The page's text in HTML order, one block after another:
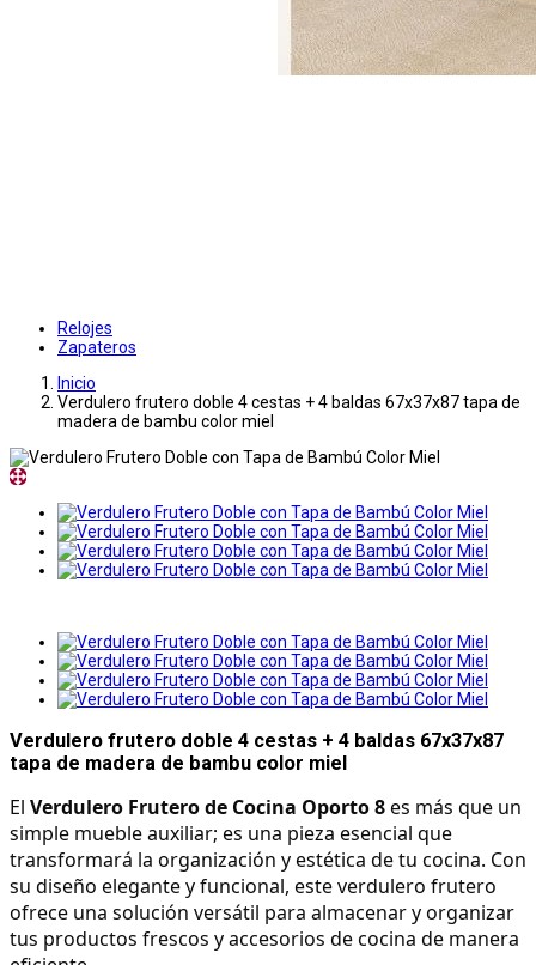
Relojes
Zapateros
Inicio
Verdulero frutero doble 4 cestas + 4 baldas 67x37x87 tapa de
madera de bambu color miel
Verdulero frutero doble 4 cestas + 4 baldas 67x37x87
tapa de madera de bambu color miel
El Verdulero Frutero de Cocina Oporto 8 es más que un
simple mueble auxiliar; es una pieza esencial que
transformará la organización y estética de tu cocina. Con
su diseño elegante y funcional, este verdulero frutero
ofrece una solución versátil para almacenar y organizar
tus productos frescos y accesorios de cocina de manera